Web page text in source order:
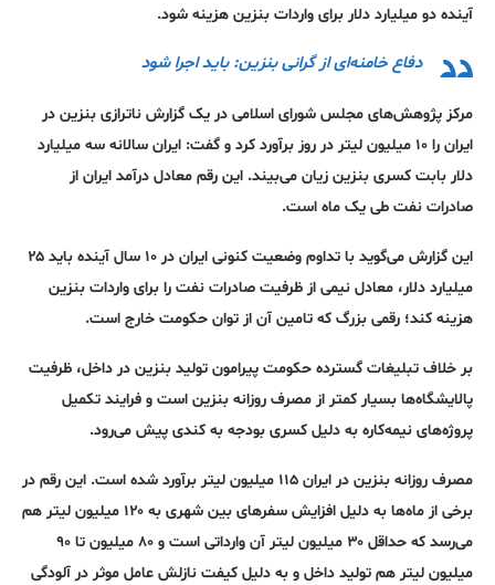
آینده دو میلیارد دلار برای واردات بنزین هزینه شود.
دفاع خامنه‌ای از گرانی بنزین: باید اجرا شود
مرکز پژوهش‌های مجلس شورای اسلامی در یک گزارش ناترازی بنزین در
ایران را ۱۰ میلیون لیتر در روز برآورد کرد و گفت: ایران سالانه سه میلیارد
دلار بابت کسری بنزین زیان می‌بیند. این رقم معادل درآمد ایران از
صادرات نفت طی یک ماه است.
این گزارش می‌گوید با تداوم وضعیت کنونی ایران در ۱۰ سال آینده باید ۲۵
میلیارد دلار، معادل نیمی از ظرفیت صادرات نفت را برای واردات بنزین
هزینه کند؛ رقمی بزرگ که تامین آن از توان حکومت خارج است.
بر خلاف تبلیغات گسترده حکومت پیرامون تولید بنزین در داخل، ظرفیت
پالایشگاه‌ها بسیار کمتر از مصرف روزانه بنزین است و فرایند تکمیل
پروژه‌های نیمه‌کاره به دلیل کسری بودجه به کندی پیش می‌رود.
مصرف روزانه بنزین در ایران ۱۱۵ میلیون لیتر برآورد شده است. این رقم در
برخی از ماه‌ها به دلیل افزایش سفرهای بین شهری به ۱۲۰ میلیون لیتر هم
می‌رسد که حداقل ۳۰ میلیون لیتر آن وارداتی است و ۸۰ میلیون تا ۹۰
میلیون لیتر هم تولید داخل و به دلیل کیفت نازلش عامل موثر در آلودگی